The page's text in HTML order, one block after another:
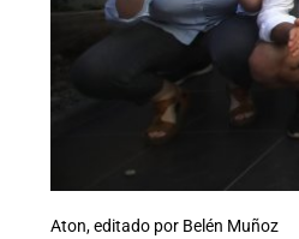
Aton, editado por Belén Muñoz